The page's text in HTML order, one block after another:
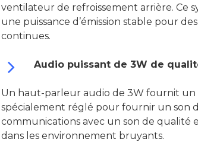
ventilateur de refroissement arrière. Ce
une puissance d’émission stable pour
continues.
Audio puissant de 3W de
Un haut-parleur audio de 3W fournit un
spécialement réglé pour fournir un son
communications avec un son de qualité
dans les environnement bruyants.